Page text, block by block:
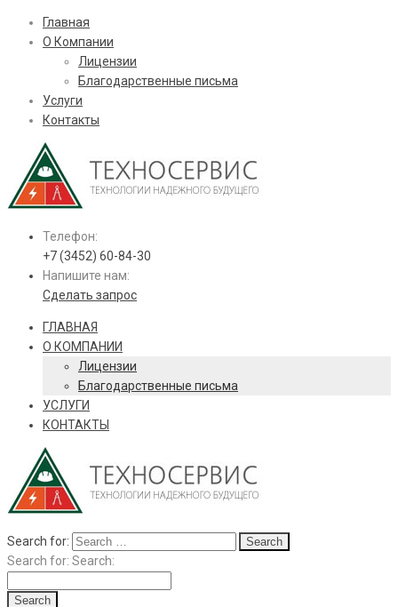
Главная
О Компании
Лицензии
Благодарственные письма
Услуги
Контакты
Телефон:
+7 (3452) 60-84-30
Напишите нам:
Сделать запрос
ГЛАВНАЯ
О КОМПАНИИ
Лицензии
Благодарственные письма
УСЛУГИ
КОНТАКТЫ
Search for:
Search for: Search: